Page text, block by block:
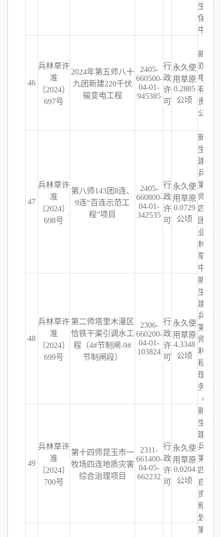
生态
保护
中心
46
兵林草许
准
〔2024〕
697号
2024年第五师八十
九团新建220千伏
输变电工程
2405-
660500-
04-01-
945385
行
政
许
可
永久使
用草原
0.2885
公顷
新疆
双能
电力
有限
责任
公司
47
兵林草许
准
〔2024〕
698号
第八师143团8连、
9连“百连示范工
程”项目
2405-
660800-
04-01-
342535
行
政
许
可
永久使
用草原
0.0729
公顷
新疆
生产
建设
兵团
第八
师一
四三
团农
业和
林业
草原
中心
48
兵林草许
准
〔2024〕
699号
第二师塔里木灌区
恰铁干渠引调水工
程（4#节制闸-9#
节制闸段）
2306-
660200-
04-01-
103824
行
政
许
可
永久使
用草原
4.3348
公顷
新疆
生产
建设
兵团
第二
师水
利工
程管
理服
务中
心
49
兵林草许
准
〔2024〕
700号
第十四师昆玉市一
牧场四连地质灾害
综合治理项目
2311-
661400-
04-05-
662232
行
政
许
可
永久使
用草原
0.0204
公顷
新疆
生产
建设
兵团
第十
四师
自然
资源
和规
划局
第八